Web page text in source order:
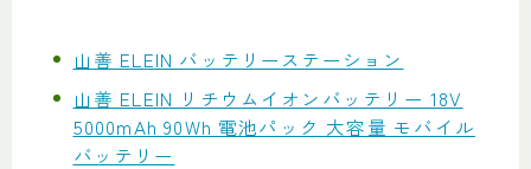
山善 ELEIN バッテリーステーション
山善 ELEIN リチウムイオンバッテリー 18V
5000mAh 90Wh 電池パック 大容量 モバイル
バッテリー